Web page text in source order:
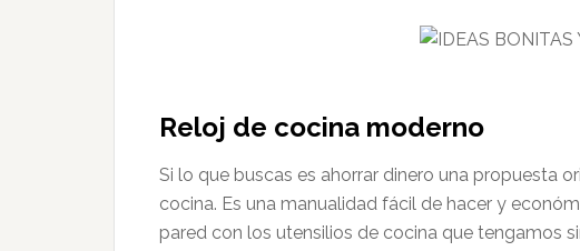
Reloj de cocina moderno
Si lo que buscas es ahorrar dinero una propuesta
cocina. Es una manualidad fácil de hacer y
pared con los utensilios de cocina que tengamos